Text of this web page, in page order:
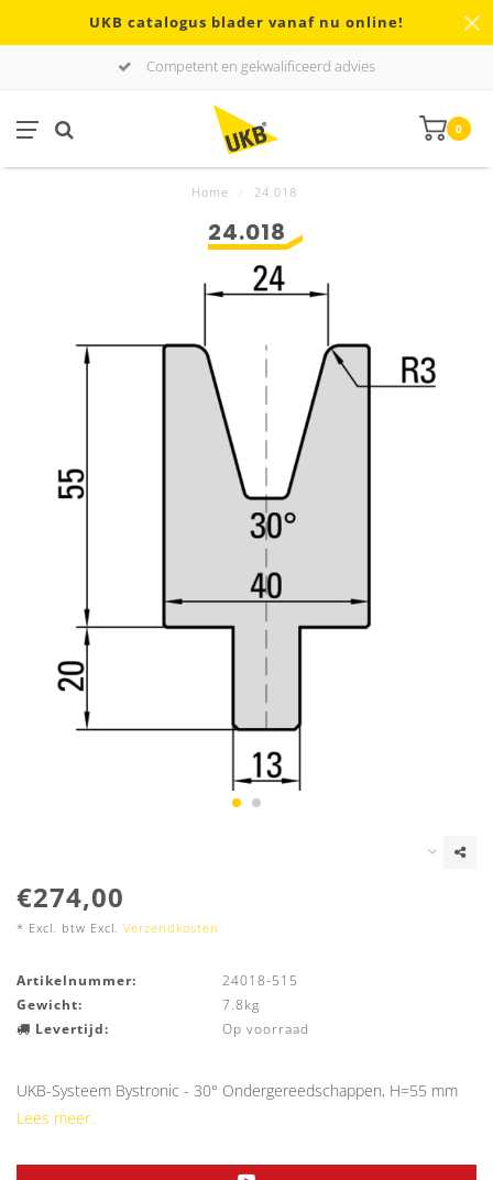
UKB catalogus blader vanaf nu online!
Competent en gekwalificeerd advies
0
Home 24.018
24.018
€274,00
* Excl. btw Excl. Verzendkosten
Artikelnummer:
24018-515
Gewicht:
7.8kg
Levertijd:
Op voorraad
UKB-Systeem Bystronic - 30° Ondergereedschappen, H=55 mm
Lees meer..